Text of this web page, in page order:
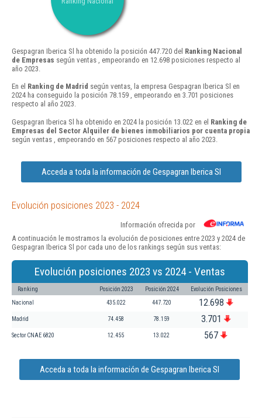
Gespagran Iberica Sl ha obtenido la posición 447.720 del Ranking Nacional
de Empresas según ventas , empeorando en 12.698 posiciones respecto al
año 2023.
En el Ranking de Madrid según ventas, la empresa Gespagran Iberica Sl en
2024 ha conseguido la posición 78.159 , empeorando en 3.701 posiciones
respecto al año 2023.
Gespagran Iberica Sl ha obtenido en 2024 la posición 13.022 en el Ranking de
Empresas del Sector Alquiler de bienes inmobiliarios por cuenta propia
según ventas , empeorando en 567 posiciones respecto al año 2023.
Acceda a toda la información de Gespagran Iberica Sl
Evolución posiciones 2023 - 2024
Información ofrecida por
A continuación le mostramos la evolución de posiciones entre 2023 y 2024 de
Gespagran Iberica Sl por cada uno de los rankings según sus ventas:
Evolución posiciones 2023 vs 2024 - Ventas
Ranking Posición 2023 Posición 2024 Evolución Posiciones
Nacional 435.022 447.720 12.698
Madrid 74.458 78.159 3.701
Sector CNAE 6820 12.455 13.022 567
Acceda a toda la información de Gespagran Iberica Sl